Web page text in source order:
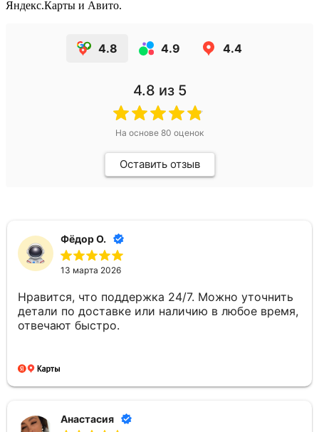
Яндекс.Карты и Авито.
4.8 4.9 4.4
4.8 из 5
На основе 80 оценок
Оставить отзыв
Фёдор О.
13 марта 2026
Нравится, что поддержка 24/7. Можно уточнить
детали по доставке или наличию в любое время,
отвечают быстро.
Анастасия